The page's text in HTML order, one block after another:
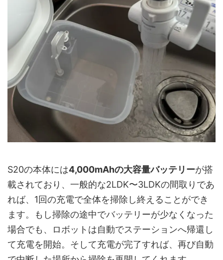
S20の本体には4,000mAhの大容量バッテリーが搭
載されており、一般的な2LDK〜3LDKの間取りであ
れば、1回の充電で全体を掃除し終えることができ
ます。もし掃除の途中でバッテリーが少なくなった
場合でも、ロボットは自動でステーションへ帰還し
て充電を開始。そして充電が完了すれば、再び自動